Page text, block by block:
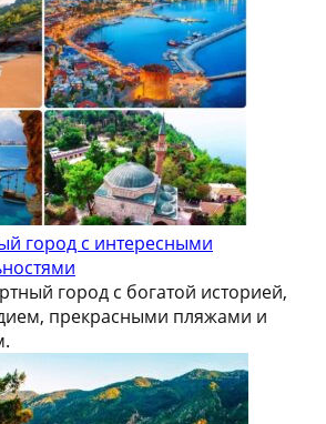
город с интересными
город с богатой историей,
прекрасными пляжами и